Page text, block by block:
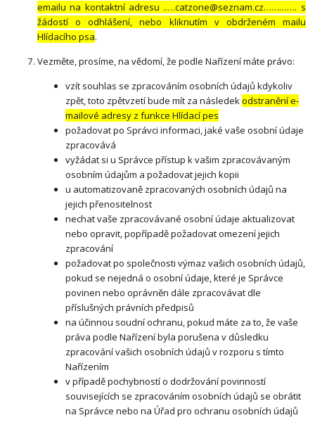
emailu na kontaktní adresu ..…catzone@seznam.cz…………. s
žádostí o odhlášení, nebo kliknutím v obdrženém mailu
Hlídacího psa.
Vezměte, prosíme, na vědomí, že podle Nařízení máte právo:
vzít souhlas se zpracováním osobních údajů kdykoliv
zpět, toto zpětvzetí bude mít za následekodstranění e-
mailové adresy z funkce Hlídací pes
požadovat po Správci informaci, jaké vaše osobní údaje
zpracovává
vyžádat si u Správce přístup k vašim zpracovávaným
osobním údajům a požadovat jejich kopii
u automatizovaně zpracovaných osobních údajů na
jejich přenositelnost
nechat vaše zpracovávané osobní údaje aktualizovat
nebo opravit, popřípadě požadovat omezení jejich
zpracování
požadovat po společnosti výmaz vašich osobních údajů,
pokud se nejedná o osobní údaje, které je Správce
povinen nebo oprávněn dále zpracovávat dle
příslušných právních předpisů
na účinnou soudní ochranu, pokud máte za to, že vaše
práva podle Nařízení byla porušena v důsledku
zpracování vašich osobních údajů v rozporu s tímto
Nařízením
v případě pochybností o dodržování povinností
souvisejících se zpracováním osobních údajů se obrátit
na Správce nebo na Úřad pro ochranu osobních údajů